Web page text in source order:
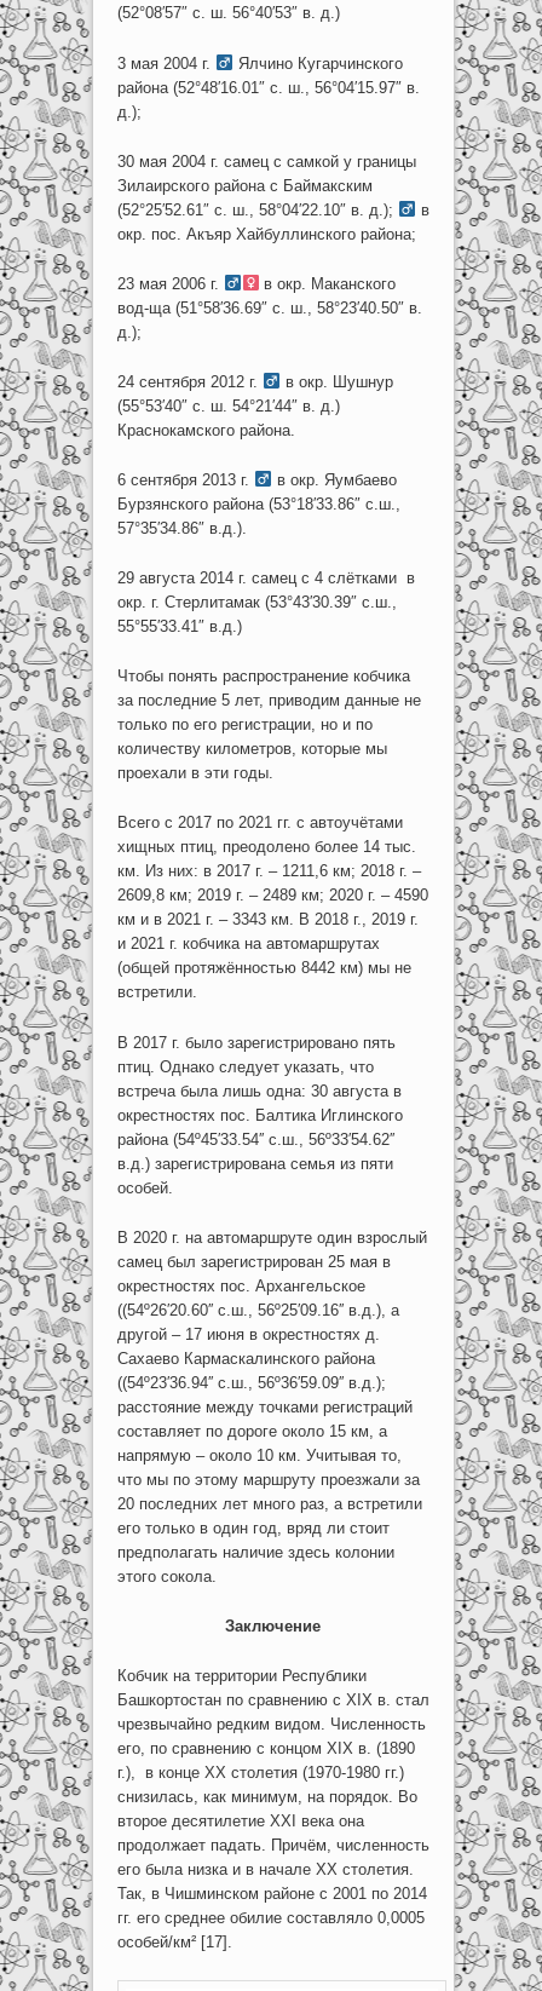
(52°08′57″ с. ш. 56°40′53″ в. д.)
3 мая 2004 г.
Ялчино Кугарчинского
района (52°48′16.01″ с. ш., 56°04′15.97″ в.
д.);
30 мая 2004 г. самец с самкой у границы
Зилаирского района с Баймакским
(52°25′52.61″ с. ш., 58°04′22.10″ в. д.);
в
окр. пос. Акъяр Хайбуллинского района;
23 мая 2006 г.
в окр. Маканского
вод-ща (51°58′36.69″ с. ш., 58°23′40.50″ в.
д.);
24 сентября 2012 г.
в окр. Шушнур
(55°53′40″ с. ш. 54°21′44″ в. д.)
Краснокамского района.
6 сентября 2013 г.
в окр. Яумбаево
Бурзянского района (53°18′33.86″ с.ш.,
57°35′34.86″ в.д.).
29 августа 2014 г. самец с 4 слётками в
окр. г. Стерлитамак (53°43′30.39″ с.ш.,
55°55′33.41″ в.д.)
Чтобы понять распространение кобчика
за последние 5 лет, приводим данные не
только по его регистрации, но и по
количеству километров, которые мы
проехали в эти годы.
Всего с 2017 по 2021 гг. с автоучётами
хищных птиц, преодолено более 14 тыс.
км. Из них: в 2017 г. – 1211,6 км; 2018 г. –
2609,8 км; 2019 г. – 2489 км; 2020 г. – 4590
км и в 2021 г. – 3343 км. В 2018 г., 2019 г.
и 2021 г. кобчика на автомаршрутах
(общей протяжённостью 8442 км) мы не
встретили.
В 2017 г. было зарегистрировано пять
птиц. Однако следует указать, что
встреча была лишь одна: 30 августа в
окрестностях пос. Балтика Иглинского
района (54º45′33.54′′ с.ш., 56º33′54.62′′
в.д.) зарегистрирована семья из пяти
особей.
В 2020 г. на автомаршруте один взрослый
самец был зарегистрирован 25 мая в
окрестностях пос. Архангельское
((54º26′20.60′′ с.ш., 56º25′09.16′′ в.д.), а
другой – 17 июня в окрестностях д.
Сахаево Кармаскалинского района
((54º23′36.94′′ с.ш., 56º36′59.09′′ в.д.);
расстояние между точками регистраций
составляет по дороге около 15 км, а
напрямую – около 10 км. Учитывая то,
что мы по этому маршруту проезжали за
20 последних лет много раз, а встретили
его только в один год, вряд ли стоит
предполагать наличие здесь колонии
этого сокола.
Заключение
Кобчик на территории Республики
Башкортостан по сравнению с XIX в. стал
чрезвычайно редким видом. Численность
его, по сравнению с концом XIX в. (1890
г.), в конце XX столетия (1970-1980 гг.)
снизилась, как минимум, на порядок. Во
второе десятилетие XXI века она
продолжает падать. Причём, численность
его была низка и в начале XX столетия.
Так, в Чишминском районе с 2001 по 2014
гг. его среднее обилие составляло 0,0005
особей/км² [17].